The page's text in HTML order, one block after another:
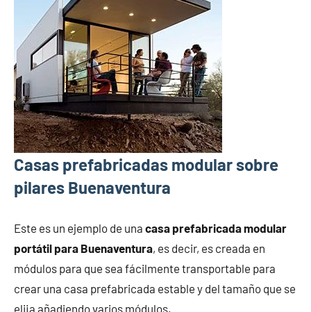
Casas prefabricadas modular sobre
pilares Buenaventura
Este es un ejemplo de una casa prefabricada modular
portátil para Buenaventura, es decir, es creada en
módulos para que sea fácilmente transportable para
crear una casa prefabricada estable y del tamaño que se
elija añadiendo varios módulos.